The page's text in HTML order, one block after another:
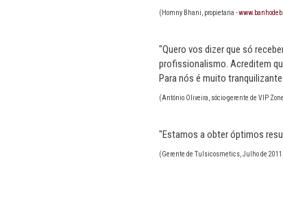
(Homny Bhani, propietaria -
"Quero vos dizer que só
profissionalismo. Acreditem
Para nós é muito
(António Oliveira, sócio-gerente de VIP
"Estamos a obter óptimos
(Gerente de Tulsicosmetics, Julho de 2011